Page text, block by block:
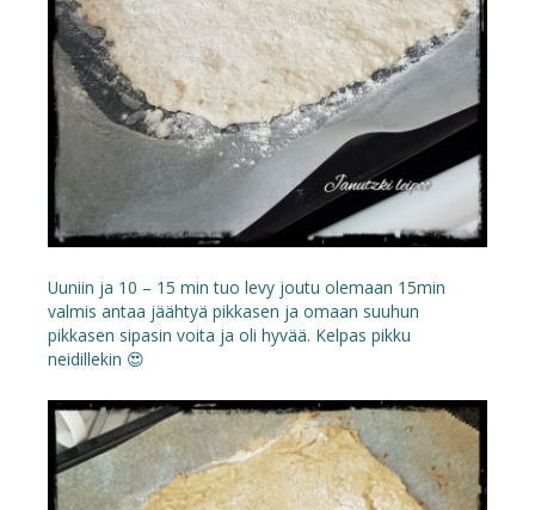
Uuniin ja 10 – 15 min tuo levy joutu olemaan 15min
valmis antaa jäähtyä pikkasen ja omaan suuhun
pikkasen sipasin voita ja oli hyvää. Kelpas pikku
neidillekin 😍